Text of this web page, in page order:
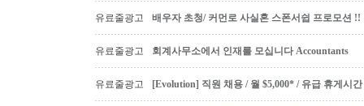
유료줄광고 배우자 초청/ 커먼로 사실혼 스폰서쉽 프로모션 !!
유료줄광고 회계사무소에서 인재를 모십니다 Accountants
유료줄광고 [Evolution] 직원 채용 / 월 $5,000* / 유급 휴게시